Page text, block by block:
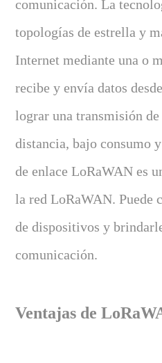
comunicación. La
topologías de estrella y
Internet mediante una o
recibe y envía datos
lograr una transmisión de
distancia, bajo consumo
de enlace LoRaWAN es
la red LoRaWAN. Puede
de dispositivos y
comunicación.
Ventajas de